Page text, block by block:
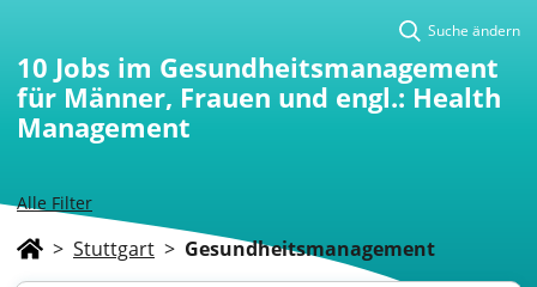
Alle Filter
Suche ändern
10 Jobs im Gesundheitsmanagement
für Männer, Frauen und engl.: Health
Management
> Stuttgart > Gesundheitsmanagement